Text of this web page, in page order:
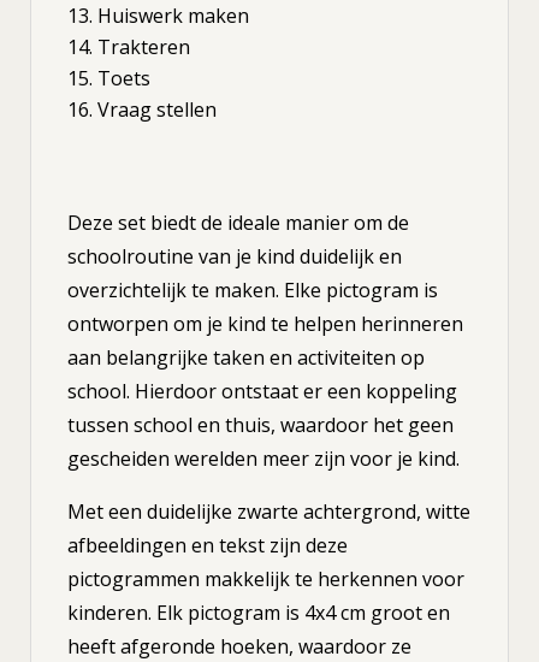
Huiswerk maken
Trakteren
Toets
Vraag stellen
Deze set biedt de ideale manier om de
schoolroutine van je kind duidelijk en
overzichtelijk te maken. Elke pictogram is
ontworpen om je kind te helpen herinneren
aan belangrijke taken en activiteiten op
school. Hierdoor ontstaat er een koppeling
tussen school en thuis, waardoor het geen
gescheiden werelden meer zijn voor je kind.
Met een duidelijke zwarte achtergrond, witte
afbeeldingen en tekst zijn deze
pictogrammen makkelijk te herkennen voor
kinderen. Elk pictogram is 4x4 cm groot en
heeft afgeronde hoeken, waardoor ze